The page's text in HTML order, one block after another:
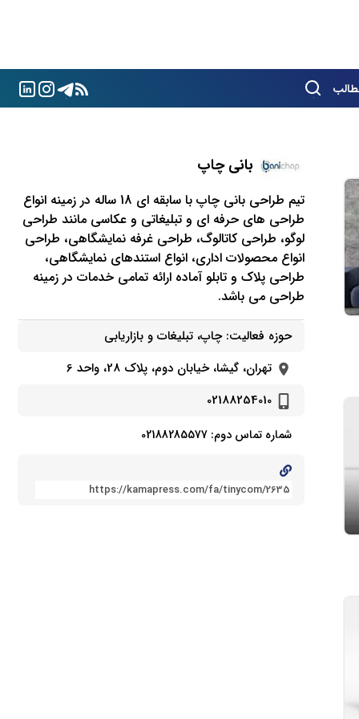
بانی چاپ
تیم طراحی بانی چاپ با سابقه ای 18 ساله در زمینه انواع
طراحی های حرفه ای و تبلیغاتی و عکاسی مانند طراحی
لوگو، طراحی کاتالوگ، طراحی غرفه نمایشگاهی، طراحی
انواع محصولات اداری، انواع استندهای نمایشگاهی،
طراحی پلاک و تابلو آماده ارائه تمامی خدمات در زمینه
طراحی می باشد.
حوزه فعالیت:چاپ، تبلیغات و بازاریابی
تهران، گیشا، خیابان دوم، پلاک 28، واحد 6
02188254010
شماره تماس دوم: 02188285577